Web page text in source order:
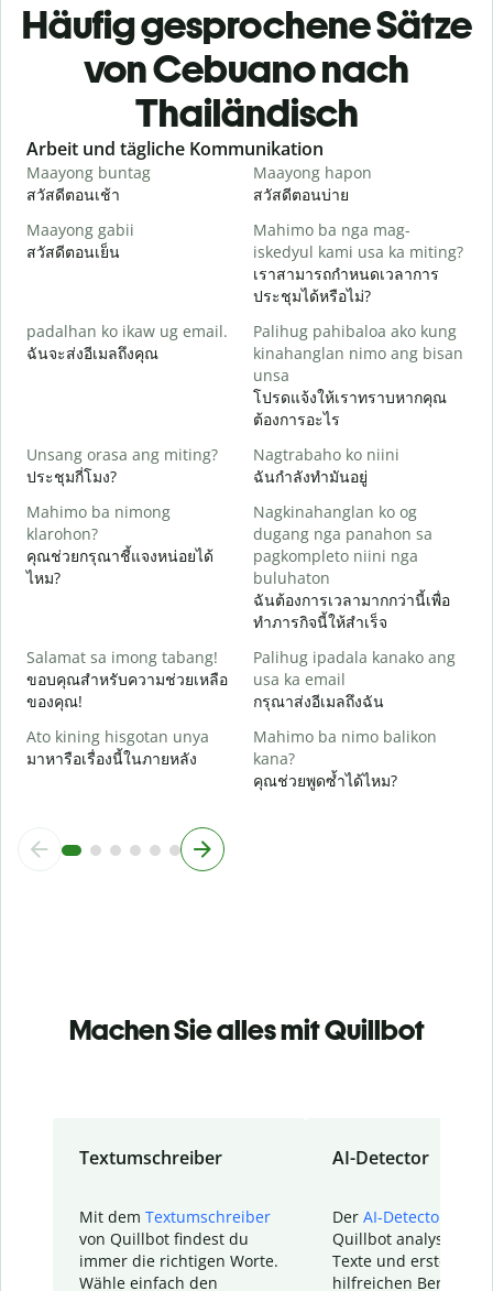
Häufig gesprochene Sätze
von Cebuano nach
Thailändisch
Slide 1 of 6
Arbeit und tägliche Kommunikation
Maayong buntag
สวัสดีตอนเช้า
Maayong hapon
สวัสดีตอนบ่าย
Maayong gabii
สวัสดีตอนเย็น
Mahimo ba nga mag-
iskedyul kami usa ka miting?
เราสามารถกำหนดเวลาการ
ประชุมได้หรือไม่?
padalhan ko ikaw ug email.
ฉันจะส่งอีเมลถึงคุณ
Palihug pahibaloa ako kung
kinahanglan nimo ang bisan
unsa
โปรดแจ้งให้เราทราบหากคุณ
ต้องการอะไร
Unsang orasa ang miting?
ประชุมกี่โมง?
Nagtrabaho ko niini
ฉันกำลังทำมันอยู่
Mahimo ba nimong
klarohon?
คุณช่วยกรุณาชี้แจงหน่อยได้
ไหม?
Nagkinahanglan ko og
dugang nga panahon sa
pagkompleto niini nga
buluhaton
ฉันต้องการเวลามากกว่านี้เพื่อ
ทำภารกิจนี้ให้สำเร็จ
Salamat sa imong tabang!
ขอบคุณสำหรับความช่วยเหลือ
ของคุณ!
Palihug ipadala kanako ang
usa ka email
กรุณาส่งอีเมลถึงฉัน
Ato kining hisgotan unya
มาหารือเรื่องนี้ในภายหลัง
Mahimo ba nimo balikon
kana?
คุณช่วยพูดซ้ำได้ไหม?
Machen Sie alles mit Quillbot
Textumschreiber
Mit dem Textumschreiber
von Quillbot findest du
immer die richtigen Worte.
Wähle einfach den
AI-Detector
Der AI-Detector
Quillbot analysiert
Texte und erstellt
hilfreichen Bericht.